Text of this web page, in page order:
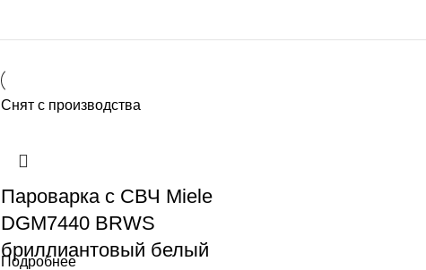
Снят с производства
Пароварка с СВЧ Miele
DGM7440 BRWS
бриллиантовый белый
Подробнее